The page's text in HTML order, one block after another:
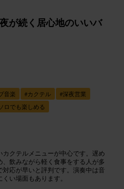
が続く居心地のいいバ
音楽 #カクテル #深夜営業
ロでも楽しめる
クテルメニューが中心です。遅め
飲みながら軽く食事をする人が多
応が早いと評判です。演奏中は音
い場面もあります。